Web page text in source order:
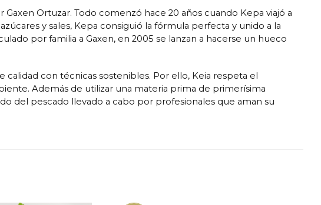
Ortuzar. Todo comenzó hace 20 años cuando Kepa viajó a
y sales, Kepa consiguió la fórmula perfecta y unido a la
por familia a Gaxen, en 2005 se lanzan a hacerse un hueco
con técnicas sostenibles. Por ello, Keia respeta el
Además de utilizar una materia prima de primerísima
del pescado llevado a cabo por profesionales que aman su